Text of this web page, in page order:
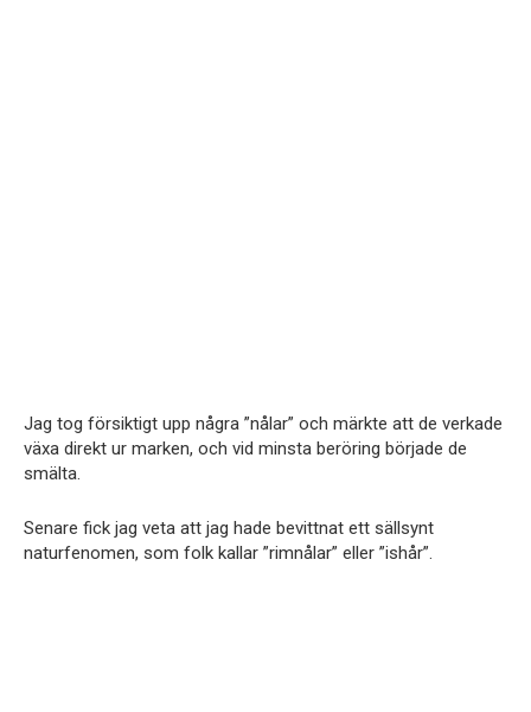
Jag tog försiktigt upp några ”nålar” och märkte att de verkade
växa direkt ur marken, och vid minsta beröring började de
smälta.
Senare fick jag veta att jag hade bevittnat ett sällsynt
naturfenomen, som folk kallar ”rimnålar” eller ”ishår”.